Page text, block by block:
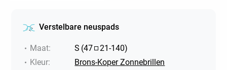
Verstelbare neuspads
Maat: S (47 21-140)
Kleur:
Brons-Koper Zonnebrillen